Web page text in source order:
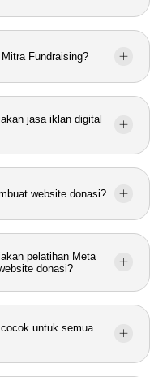
Fundraising?
jasa iklan digital
website donasi?
pelatihan Meta
donasi?
untuk semua